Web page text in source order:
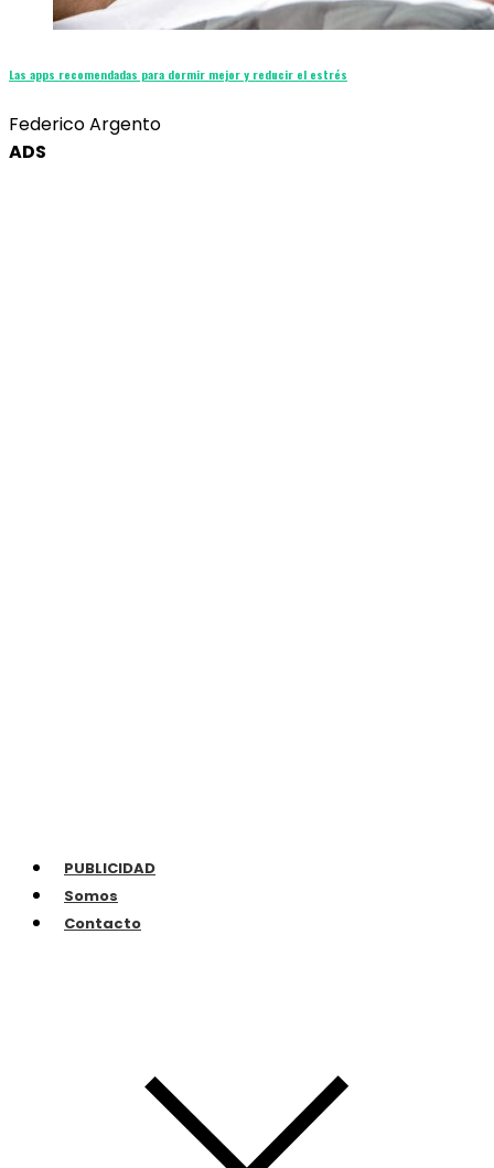
Las apps recomendadas para dormir mejor y reducir el estrés
Federico Argento
ADS
PUBLICIDAD
Somos
Contacto